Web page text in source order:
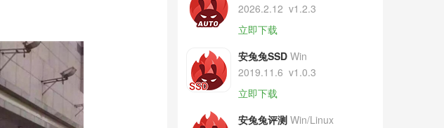
2026.2.12 v1.2.3
立即下载
安兔兔SSD Win
2019.11.6 v1.0.3
立即下载
安兔兔评测 Win/Linux